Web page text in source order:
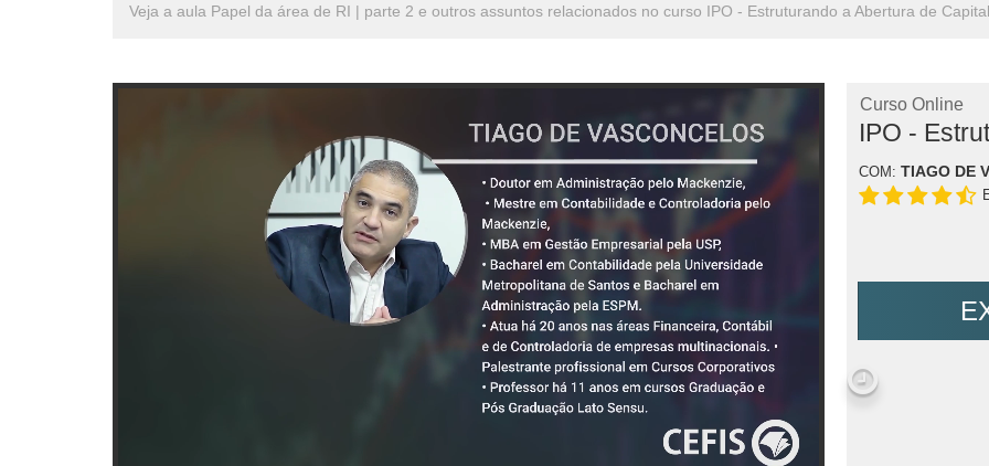
Veja a aula Papel da área de RI | parte 2 e outros assuntos relacionados no curso IPO - Estruturando a Abertura de Capital
Curso Online
IPO -
COM: TIAGO DE